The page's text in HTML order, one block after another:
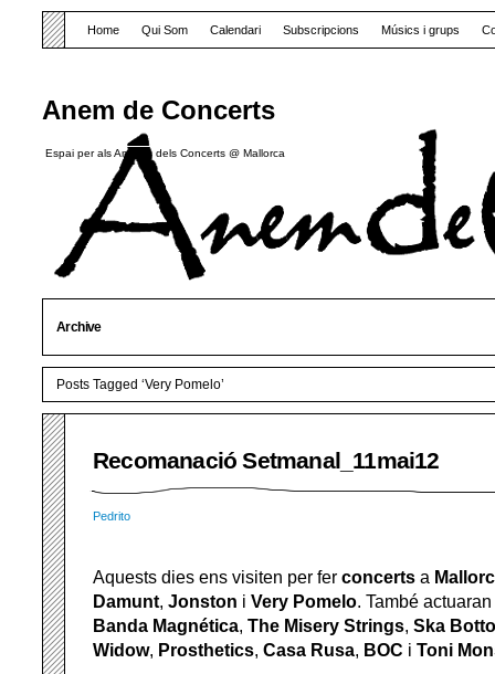
Anem de Concerts
Espai per als Amants dels Concerts @ Mallorca
Home Qui Som Calendari Subscripcions Músics i grups
Archive
Posts Tagged ‘Very Pomelo’
Recomanació Setmanal_11mai12
Pedrito
Aquests dies ens visiten per fer concerts a
Damunt, Jonston i Very Pomelo. També
Banda Magnética, The Misery Strings, Ska
Widow, Prosthetics, Casa Rusa, BOC i Toni